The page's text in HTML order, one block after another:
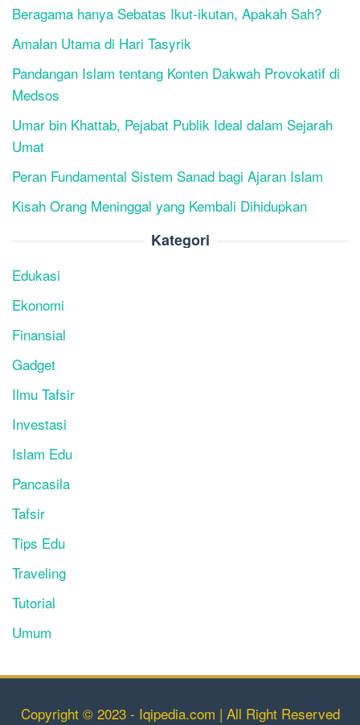
Beragama hanya Sebatas Ikut-ikutan, Apakah Sah?
Amalan Utama di Hari Tasyrik
Pandangan Islam tentang Konten Dakwah Provokatif di
Medsos
Umar bin Khattab, Pejabat Publik Ideal dalam Sejarah
Umat
Peran Fundamental Sistem Sanad bagi Ajaran Islam
Kisah Orang Meninggal yang Kembali Dihidupkan
Kategori
Edukasi
Ekonomi
Finansial
Gadget
Ilmu Tafsir
Investasi
Islam Edu
Pancasila
Tafsir
Tips Edu
Traveling
Tutorial
Umum
Copyright © 2023 - Iqipedia.com | All Right Reserved